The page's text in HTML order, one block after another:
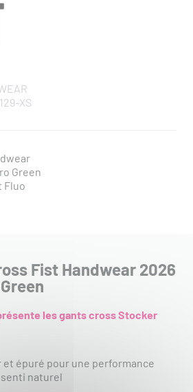
XS
Green
Fluo
Fist Handwear 2026
les gants cross Stocker
épuré pour une performance
naturel